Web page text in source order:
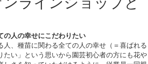
の人の幸せにこだわりたい
人、種苗に関わる全ての人の幸せ（＝喜ばれる
い」 という思いから園芸初心者の方にも花や